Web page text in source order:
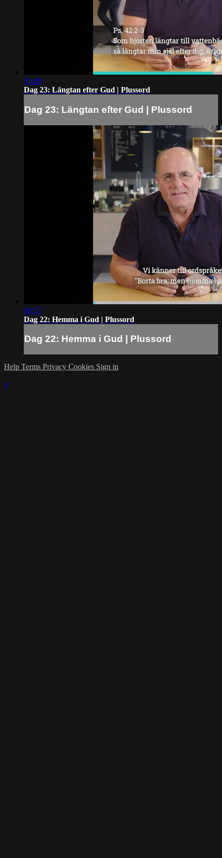
01:00
Dag 23: Längtan efter Gud | Plussord
Dag 23: Längtan efter Gud | Plussord
00:57
Dag 22: Hemma i Gud | Plussord
Dag 22: Hemma i Gud | Plussord
Help Terms Privacy Cookies Sign in
×